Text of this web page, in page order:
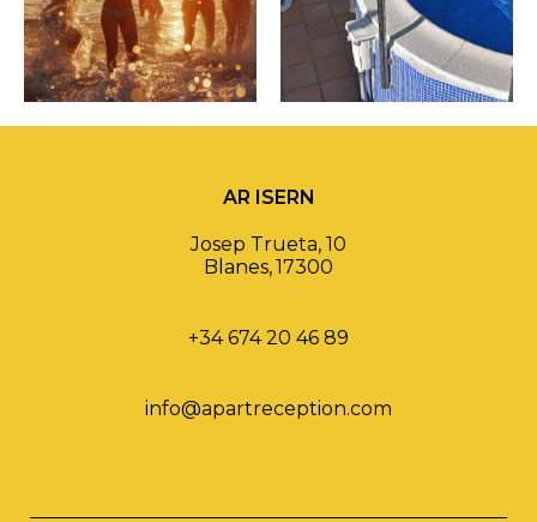
AR ISERN
Josep Trueta, 10
Blanes,17300
+34 674 20 46 89
info@apartreception.com